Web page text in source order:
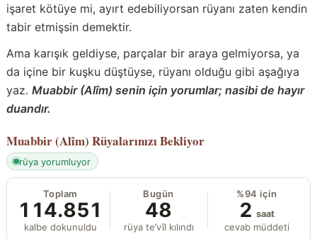
işaret kötüye mi, ayırt edebiliyorsan rüyanı zaten kendin
tabir etmişsin demektir.
Ama karışık geldiyse, parçalar bir araya gelmiyorsa, ya
da içine bir kuşku düştüyse, rüyanı olduğu gibi aşağıya
yaz. Muabbir (Alîm) senin için yorumlar; nasibi de hayır
duandır.
Muabbir (Alîm) Rüyalarınızı Bekliyor
rüya yorumluyor
Toplam
114.851
kalbe dokunuldu
Bugün
48
rüya te’vîl kılındı
%94 için
2 saat
cevab müddeti